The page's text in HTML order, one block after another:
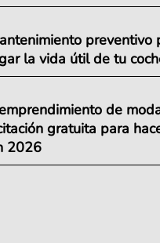
preventivo
la vida útil de tu
de
gratuita para
2026